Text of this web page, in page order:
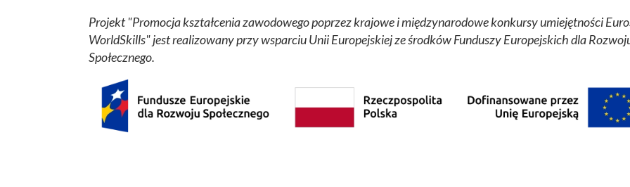
Projekt "Promocja kształcenia zawodowego poprzez krajowe i międzynarodowe konkursy umiejętności
WorldSkills" jest realizowany przy wsparciu Unii Europejskiej ze środków Funduszy Europejskich dla
Społecznego.